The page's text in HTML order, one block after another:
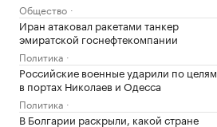
Общество
Иран атаковал ракетами танкер
эмиратской госнефтекомпании
Политика
Российские военные ударили по целям
в портах Николаев и Одесса
Политика
В Болгарии раскрыли, какой стране